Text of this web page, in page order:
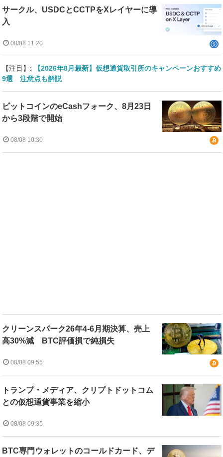
サークル、USDCとCCTPをXレイヤーに導
入
08/08 11:20
【注目】:
【2026年8月最新】仮想通貨取引所のキャンペーンおすすめ
9選 注意点も解説
ビットコインのeCashフォーク、8月23日
から3段階で開始
08/08 10:30
クリーンスパーク26年4-6月期決算、売上
高30%減 BTC評価損で純損失
08/08 09:55
トランプ・メディア、クリプトドットコム
との仮想通貨事業を縮小
08/08 09:35
BTC専門ウォレットのコールドカード、デ